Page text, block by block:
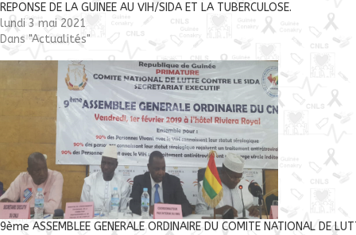
REPONSE DE LA GUINEE AU VIH/SIDA ET LA TUBERCULOSE.
lundi 3 mai 2021
Dans "Actualités"
9ème ASSEMBLEE GENERALE ORDINAIRE DU COMITE NATIONAL DE